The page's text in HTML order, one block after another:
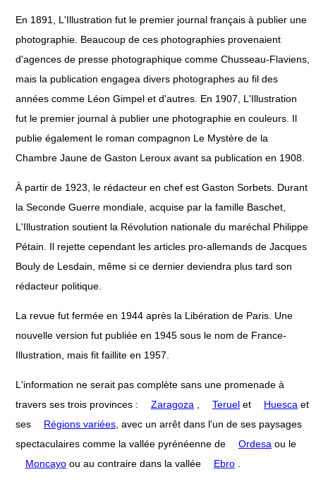
En 1891, L'Illustration fut le premier journal français à publier une
photographie. Beaucoup de ces photographies provenaient
d'agences de presse photographique comme Chusseau-Flaviens,
mais la publication engagea divers photographes au fil des
années comme Léon Gimpel et d'autres. En 1907, L'Illustration
fut le premier journal à publier une photographie en couleurs. Il
publie également le roman compagnon Le Mystère de la
Chambre Jaune de Gaston Leroux avant sa publication en 1908.
À partir de 1923, le rédacteur en chef est Gaston Sorbets. Durant
la Seconde Guerre mondiale, acquise par la famille Baschet,
L'Illustration soutient la Révolution nationale du maréchal Philippe
Pétain. Il rejette cependant les articles pro-allemands de Jacques
Bouly de Lesdain, même si ce dernier deviendra plus tard son
rédacteur politique.
La revue fut fermée en 1944 après la Libération de Paris. Une
nouvelle version fut publiée en 1945 sous le nom de France-
Illustration, mais fit faillite en 1957.
L'information ne serait pas complète sans une promenade à
travers ses trois provinces :
Zaragoza Teruel et Huesca et
ses
Régions variées , avec un arrêt dans l'un de ses paysages
spectaculaires comme la vallée pyrénéenne de
Ordesa ou le
Moncayo ou au contraire dans la vallée Ebro